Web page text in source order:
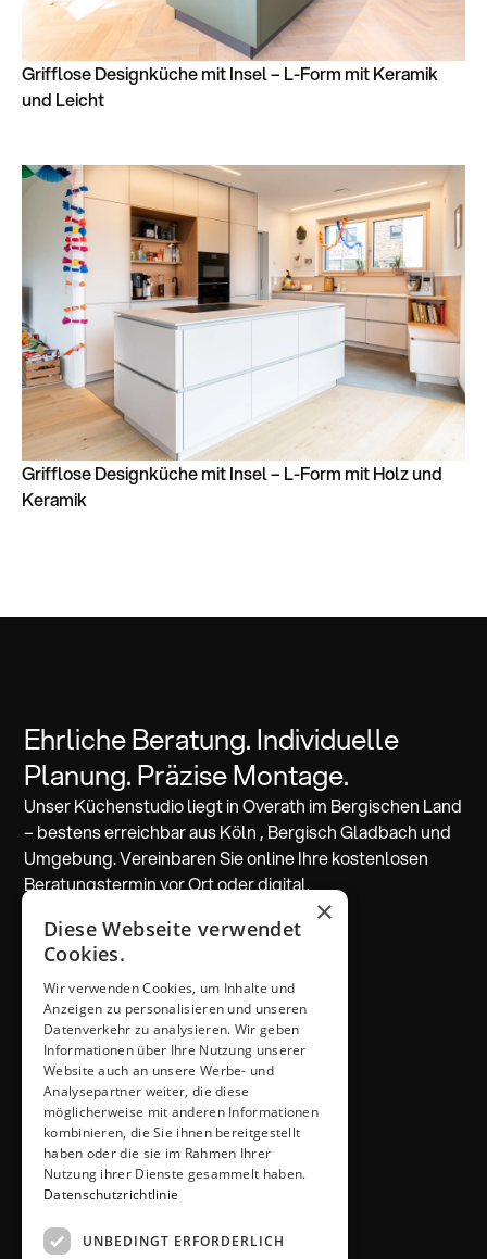
Grifflose Designküche mit Insel – L-Form mit Keramik
und Leicht
Grifflose Designküche mit Insel – L-Form mit Holz und
Keramik
Ehrliche Beratung. Individuelle
Planung. Präzise Montage.
Unser Küchenstudio liegt in Overath im Bergischen Land
– bestens erreichbar aus Köln , Bergisch Gladbach und
Umgebung. Vereinbaren Sie online Ihre kostenlosen
Beratungstermin vor Ort oder digital.
Beratung vereinbaren
ADRESSE & KONTAKT
Küchen Thiemann
Thiemann GmbH
Krombacher Straße 4
51491 Overath
02206 / 6461
info@kuechen-thiemann.de
ÖFFNUNGSZEITEN
Mo – Fr
9 – 18 Uhr
Sa
9 – 13 Uhr
×
Diese Webseite verwendet
Cookies.
Wir verwenden Cookies, um Inhalte und
Anzeigen zu personalisieren und unseren
Datenverkehr zu analysieren. Wir geben
Informationen über Ihre Nutzung unserer
Website auch an unsere Werbe- und
Analysepartner weiter, die diese
möglicherweise mit anderen Informationen
kombinieren, die Sie ihnen bereitgestellt
haben oder die sie im Rahmen Ihrer
Nutzung ihrer Dienste gesammelt haben.
Datenschutzrichtlinie
UNBEDINGT ERFORDERLICH